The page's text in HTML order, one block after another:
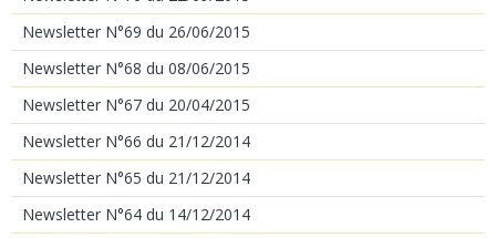
Newsletter N°69 du 26/06/2015
Newsletter N°68 du 08/06/2015
Newsletter N°67 du 20/04/2015
Newsletter N°66 du 21/12/2014
Newsletter N°65 du 21/12/2014
Newsletter N°64 du 14/12/2014